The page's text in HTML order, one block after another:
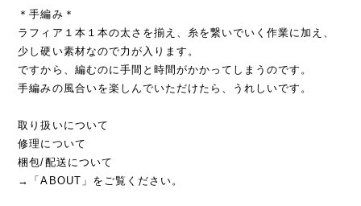
＊手編み＊
ラフィア１本１本の太さを揃え、糸を繋いでいく作業に加え、
少し硬い素材なので力が入ります。
ですから、編むのに手間と時間がかかってしまうのです。
手編みの風合いを楽しんでいただけたら、うれしいです。
取り扱いについて
修理について
梱包/配送について
→「ABOUT」をご覧ください。